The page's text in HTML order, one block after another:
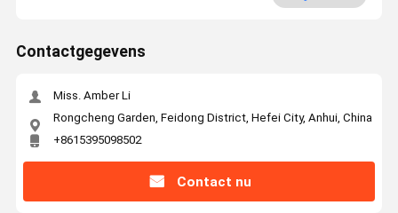
Contactgegevens
Miss. Amber Li
Rongcheng Garden, Feidong District, Hefei City, Anhui, China
+8615395098502
Contact nu